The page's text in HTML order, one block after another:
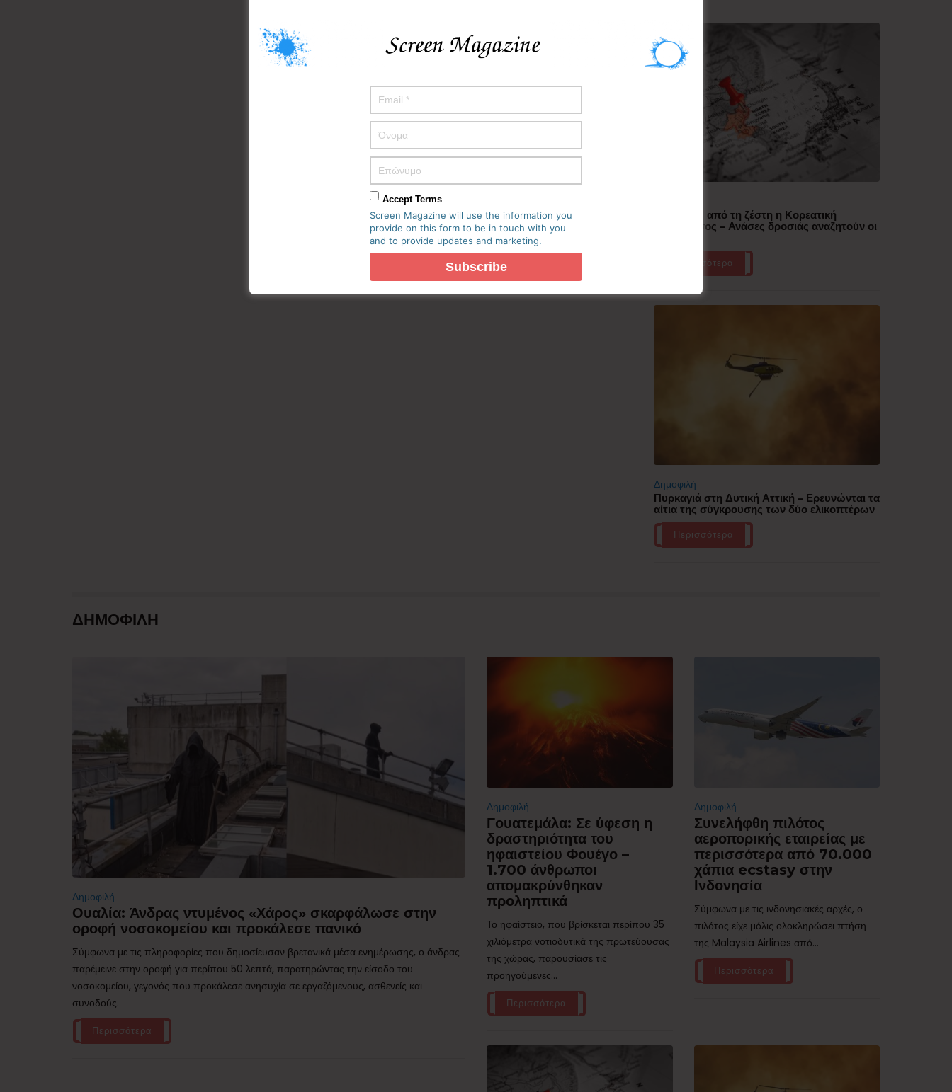
“Έλιωσε” από τη ζέστη η Κορεατική
Χερσόνησος – Ανάσες δροσιάς αναζητούν οι
Περισσότερα
Δημοφιλή
Πυρκαγιά στη Δυτική Αττική – Ερευνώνται τα
αίτια της σύγκρουσης των δύο ελικοπτέρων
Περισσότερα
ΔΗΜΟΦΙΛΗ
Δημοφιλή
Ουαλία: Άνδρας ντυμένος «Χάρος» σκαρφάλωσε στην
οροφή νοσοκομείου και προκάλεσε πανικό
Σύμφωνα με τις πληροφορίες που δημοσίευσαν βρετανικά μέσα ενημέρωσης, ο άνδρας
παρέμεινε στην οροφή για περίπου 50 λεπτά, παρατηρώντας την είσοδο του
νοσοκομείου, γεγονός που προκάλεσε ανησυχία σε εργαζόμενους, ασθενείς και
συνοδούς.
Περισσότερα
Δημοφιλή
Γουατεμάλα: Σε ύφεση η
δραστηριότητα του
ηφαιστείου Φουέγο –
1.700 άνθρωποι
απομακρύνθηκαν
προληπτικά
Το ηφαίστειο, που βρίσκεται περίπου 35
χιλιόμετρα νοτιοδυτικά της πρωτεύουσας
της χώρας, παρουσίασε τις
προηγούμενες...
Περισσότερα
Δημοφιλή
Συνελήφθη πιλότος
αεροπορικής εταιρείας με
περισσότερα από 70.000
χάπια ecstasy στην
Ινδονησία
Σύμφωνα με τις ινδονησιακές αρχές, ο
πιλότος είχε μόλις ολοκληρώσει πτήση
της Malaysia Airlines από...
Περισσότερα
Accept Terms
Screen Magazine will use the information you
provide on this form to be in touch with you
and to provide updates and marketing.